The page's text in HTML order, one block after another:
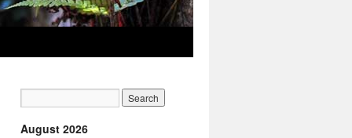
August 2026